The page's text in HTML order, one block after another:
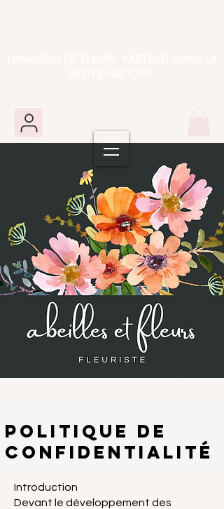
Politique de
confidentialité
Introduction
Devant le développement des